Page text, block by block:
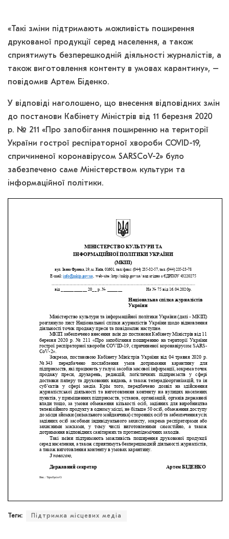
«Такі зміни підтримають можливість поширення
друкованої продукції серед населення, а також
сприятимуть безперешкодній діяльності журналістів, а
також виготовлення контенту в умовах карантину», –
повідомив Артем Біденко.
У відповіді наголошено, що внесення відповідних змін
до постанови Кабінету Міністрів від 11 березня 2020
р. № 211 «Про запобігання поширенню на території
України гострої респіраторної хвороби COVID-19,
спричиненої коронавірусом SARSCoV-2» було
забезпечено саме Міністерством культури та
інформаційної політики.
Теги: Підтримка місцевих медіа